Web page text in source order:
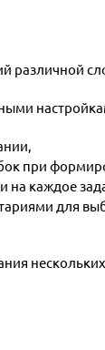
различной
при
на каждое
для